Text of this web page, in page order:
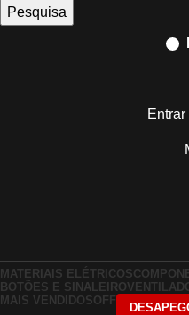
Pesquisa
MATERIAIS ELÉTRICOS
BOTÕES E SINALEIRO
MAIS VENDIDOSOFF